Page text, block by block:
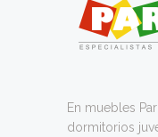
En muebles
dormitorios